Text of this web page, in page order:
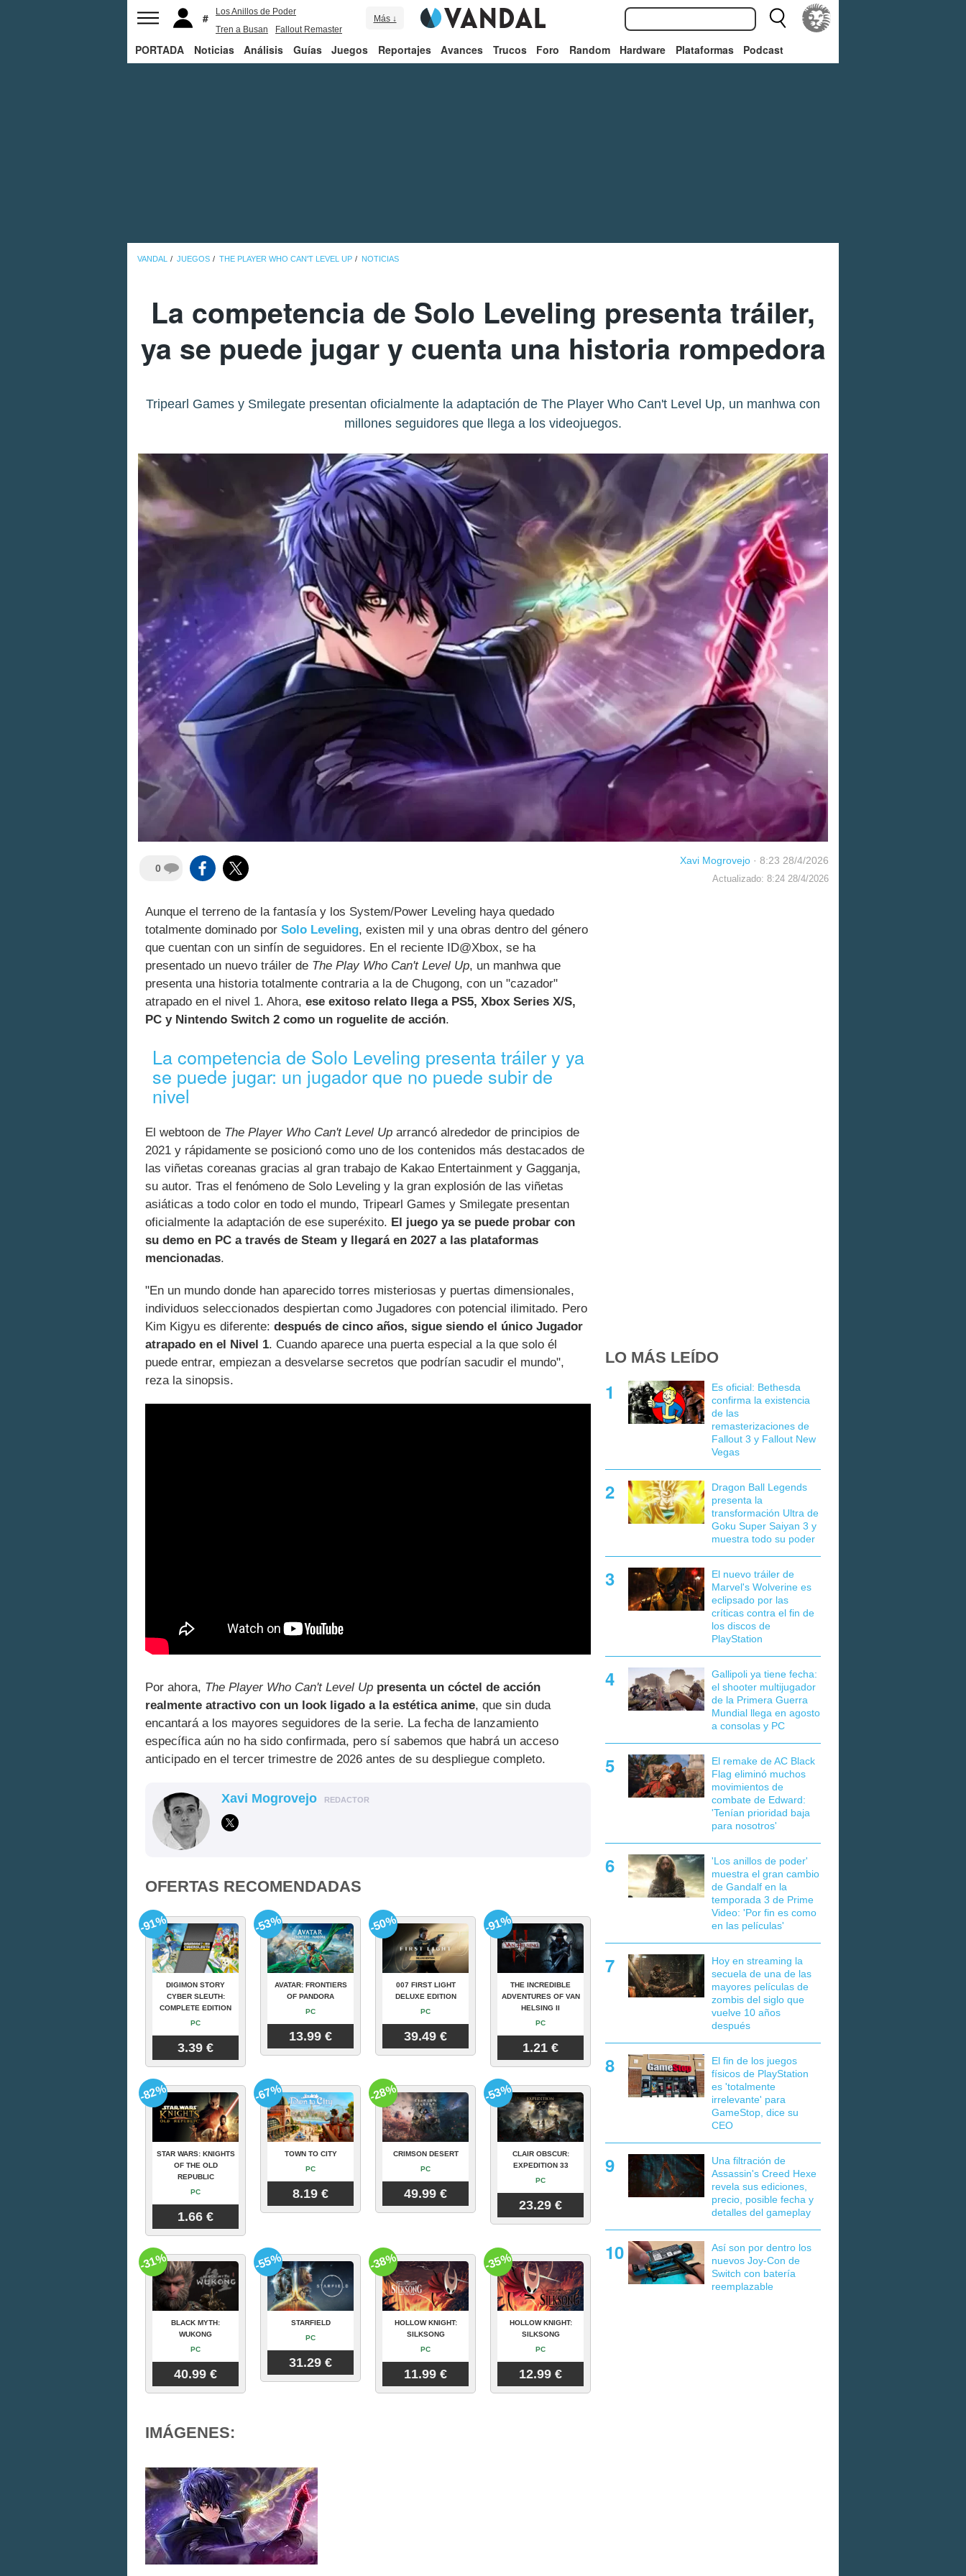
Los Anillos de Poder
Tren a Busan
Fallout Remaster
Juego de Tronos
Más ↓
PORTADA Noticias Análisis Guías Juegos Reportajes Avances Trucos Foro Random Hardware Plataformas Podcast
VANDAL JUEGOS THE PLAYER WHO CAN'T LEVEL UP NOTICIAS
La competencia de Solo Leveling presenta tráiler,
ya se puede jugar y cuenta una historia rompedora
Tripearl Games y Smilegate presentan oficialmente la adaptación de The Player Who Can't Level Up, un manhwa con
millones seguidores que llega a los videojuegos.
0
Xavi Mogrovejo · 8:23 28/4/2026
Actualizado: 8:24 28/4/2026
Aunque el terreno de la fantasía y los System/Power Leveling haya quedado
totalmente dominado por Solo Leveling, existen mil y una obras dentro del género
que cuentan con un sinfín de seguidores. En el reciente ID@Xbox, se ha
presentado un nuevo tráiler de The Play Who Can't Level Up, un manhwa que
presenta una historia totalmente contraria a la de Chugong, con un "cazador"
atrapado en el nivel 1. Ahora, ese exitoso relato llega a PS5, Xbox Series X/S,
PC y Nintendo Switch 2 como un roguelite de acción.
La competencia de Solo Leveling presenta tráiler y ya
se puede jugar: un jugador que no puede subir de
nivel
El webtoon de The Player Who Can't Level Up arrancó alrededor de principios de
2021 y rápidamente se posicionó como uno de los contenidos más destacados de
las viñetas coreanas gracias al gran trabajo de Kakao Entertainment y Gagganja,
su autor. Tras el fenómeno de Solo Leveling y la gran explosión de las viñetas
asiáticas a todo color en todo el mundo, Tripearl Games y Smilegate presentan
oficialmente la adaptación de ese superéxito. El juego ya se puede probar con
su demo en PC a través de Steam y llegará en 2027 a las plataformas
mencionadas.
"En un mundo donde han aparecido torres misteriosas y puertas dimensionales,
individuos seleccionados despiertan como Jugadores con potencial ilimitado. Pero
Kim Kigyu es diferente: después de cinco años, sigue siendo el único Jugador
atrapado en el Nivel 1. Cuando aparece una puerta especial a la que solo él
puede entrar, empiezan a desvelarse secretos que podrían sacudir el mundo",
reza la sinopsis.
Por ahora, The Player Who Can't Level Up presenta un cóctel de acción
realmente atractivo con un look ligado a la estética anime, que sin duda
encantará a los mayores seguidores de la serie. La fecha de lanzamiento
específica aún no ha sido confirmada, pero sí sabemos que habrá un acceso
anticipado en el tercer trimestre de 2026 antes de su despliegue completo.
Xavi Mogrovejo REDACTOR
OFERTAS RECOMENDADAS
DIGIMON STORY
CYBER SLEUTH:
COMPLETE EDITION
PC
3.39 €
-91%
AVATAR: FRONTIERS
OF PANDORA
PC
13.99 €
-53%
007 FIRST LIGHT
DELUXE EDITION
PC
39.49 €
-50%
THE INCREDIBLE
ADVENTURES OF VAN
HELSING II
PC
1.21 €
-91%
STAR WARS: KNIGHTS
OF THE OLD
REPUBLIC
PC
1.66 €
-82%
TOWN TO CITY
PC
8.19 €
-67%
CRIMSON DESERT
PC
49.99 €
-28%
CLAIR OBSCUR:
EXPEDITION 33
PC
23.29 €
-53%
BLACK MYTH:
WUKONG
PC
40.99 €
-31%
STARFIELD
PC
31.29 €
-55%
HOLLOW KNIGHT:
SILKSONG
PC
11.99 €
-38%
HOLLOW KNIGHT:
SILKSONG
PC
12.99 €
-35%
IMÁGENES:
LO MÁS LEÍDO
Es oficial: Bethesda
confirma la existencia
de las
remasterizaciones de
Fallout 3 y Fallout New
Vegas
Dragon Ball Legends
presenta la
transformación Ultra de
Goku Super Saiyan 3 y
muestra todo su poder
El nuevo tráiler de
Marvel's Wolverine es
eclipsado por las
críticas contra el fin de
los discos de
PlayStation
Gallipoli ya tiene fecha:
el shooter multijugador
de la Primera Guerra
Mundial llega en agosto
a consolas y PC
El remake de AC Black
Flag eliminó muchos
movimientos de
combate de Edward:
'Tenían prioridad baja
para nosotros'
'Los anillos de poder'
muestra el gran cambio
de Gandalf en la
temporada 3 de Prime
Video: 'Por fin es como
en las películas'
Hoy en streaming la
secuela de una de las
mayores películas de
zombis del siglo que
vuelve 10 años
después
El fin de los juegos
físicos de PlayStation
es 'totalmente
irrelevante' para
GameStop, dice su
CEO
Una filtración de
Assassin's Creed Hexe
revela sus ediciones,
precio, posible fecha y
detalles del gameplay
Así son por dentro los
nuevos Joy-Con de
Switch con batería
reemplazable